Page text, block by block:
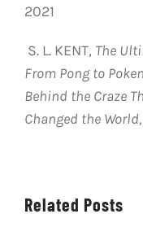
2021
S. L. KENT, The
From Pong to
Behind the Craze
Changed the World,
Related Posts